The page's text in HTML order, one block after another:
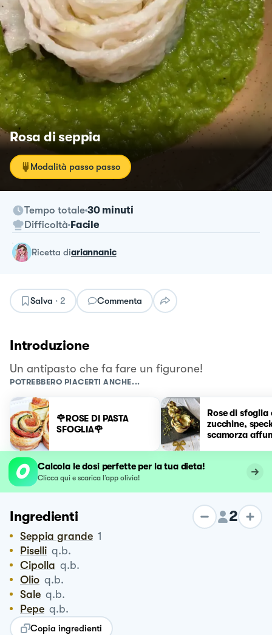
Rosa di seppia
Modalità passo passo
Tempo totale 30 minuti
Difficoltà Facile
ricetta diariannanic
Salva · 2 Commenta
Introduzione
Un antipasto che fa fare un figurone!
POTREBBERO PIACERTI ANCHE...
🌹ROSE DI PASTA
SFOGLIA🌹
Rose di sfoglia
zucchine,
scamorza
Calcola le dosi perfette per la tua dieta!
Clicca qui e scarica l’app olivia!
Ingredienti 2
Seppia grande 1
Piselli q.b.
Cipolla q.b.
Olio q.b.
Sale q.b.
Pepe q.b.
Copia ingredienti